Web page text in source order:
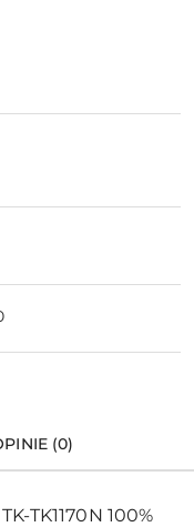
(0)
TK1170N 100%